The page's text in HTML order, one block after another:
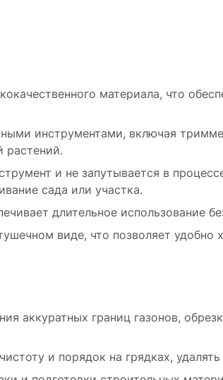
RAC134 обеспечивает длительное
Удобство хранения. Леска поставляется в
круглом катушечном виде, что
удобно хранить ее в гараже или
применения:
обрезки кустарников и деревьев, а
Садоводство. С помощью этой лески можно
материала, что
инструментами, включая
растений.
и не запутывается в
сада или участка.
длительное использование
виде, что позволяет удобно
аккуратных границ газонов,
и порядок на грядках,